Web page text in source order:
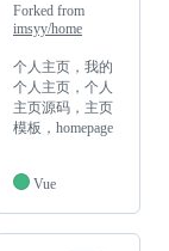
Forked from
imsyy/home
个人主页，我的
个人主页，个人
主页源码，主页
模板，homepage
Vue